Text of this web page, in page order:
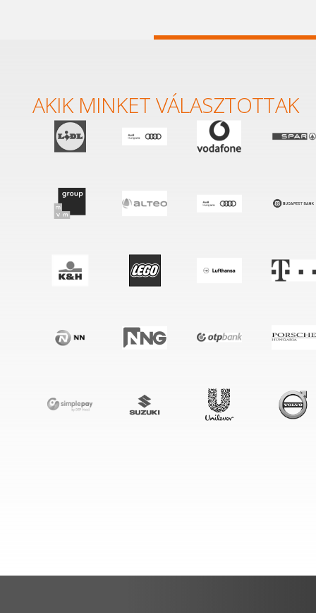
AKIK MINKET VÁLASZTOTTAK